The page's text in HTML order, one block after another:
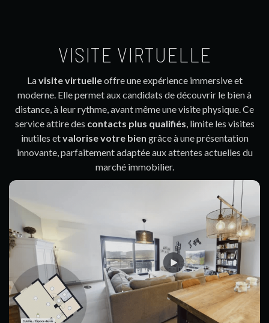
VISITE VIRTUELLE
Lavisite virtuelleoffre une expérience immersive et
moderne. Elle permet aux candidats de découvrir le bien à
distance, à leur rythme, avant même une visite physique. Ce
service attire des contacts plus qualifiés, limite les visites
inutiles etvalorise votre bien grâce à une présentation
innovante, parfaitement adaptée aux attentes actuelles du
marché immobilier.